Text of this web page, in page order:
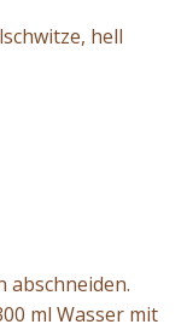
hell
abschneiden.
ml Wasser mit